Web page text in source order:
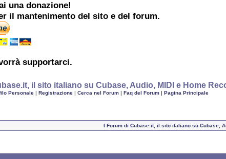
una donazione!
il mantenimento del sito e del forum.
supportarci.
il sito italiano su Cubase, Audio, MIDI e Home
Personale| Registrazione| Cerca nel Forum| Faq del Forum| Pagina Principale
I Forum di Cubase.it, il sito italiano su Cubase,